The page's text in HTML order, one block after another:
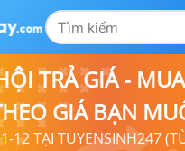
TRẢ GIÁ -
GIÁ BẠN
12 TẠI TUYENSINH247